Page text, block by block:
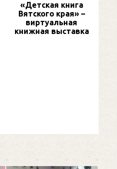
«Детская книга
Вятского края» –
виртуальная
книжная выставка